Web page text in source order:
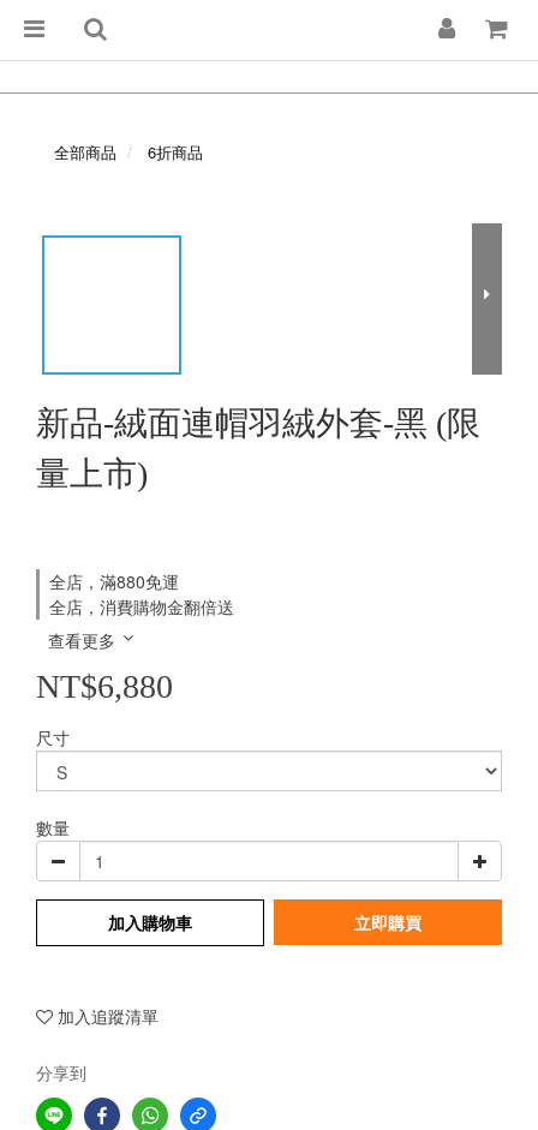
全部商品 6折商品
新品-絨面連帽羽絨外套-黑 (限
量上市)
全店，滿880免運
全店，消費購物金翻倍送
查看更多
NT$6,880
尺寸
數量
加入購物車 立即購買
加入追蹤清單
分享到